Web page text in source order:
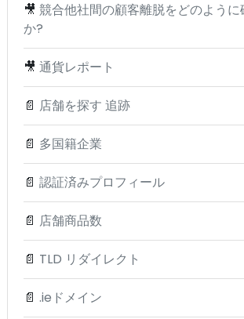
🎥 競合他社間の顧客離脱をどのよう
か?
🎥 通貨レポート
📄 店舗を探す 追跡
📄 多国籍企業
📄 認証済みプロフィール
📄 店舗商品数
📄 TLD リダイレクト
📄 .ieドメイン